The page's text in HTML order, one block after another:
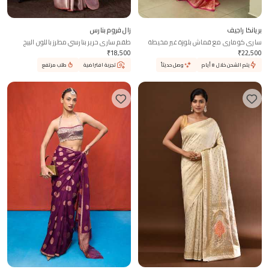
بريانكا راجيف
ساري كوماري مع قماش بلوزة غير مخيطة
₹22,500
يتم الشحن خلال 8 أيام وصل حديثاً
زال فروم بنارس
طقم ساري حرير بنارسي مطرز باللون البيج
₹18,500
تجربة افتراضية طلب مرتفع